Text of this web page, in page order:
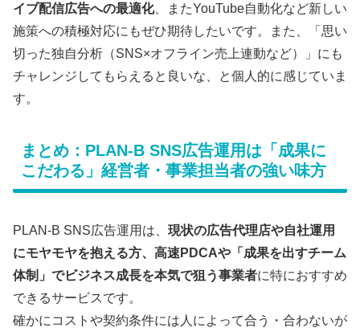
イブ配信広告への最適化、またYouTube自動化など新しい
施策への積極対応にもぜひ期待したいです。また、「思い
切った独自分析（SNS×オフライン売上連動など）」にも
チャレンジしてもらえると良いな、と個人的に感じていま
す。
まとめ：PLAN-B SNS広告運用は「成果に
こだわる」経営者・事業担当者の強い味方
PLAN-B SNS広告運用は、 現状の広告代理店や自社運用
にモヤモヤを抱える方、高速PDCAや「成果を出すチーム
体制」でビジネス成長を本気で狙う事業者に特におすすめ
できるサービスです。
確かにコストや契約条件には人によって合う・合わないが